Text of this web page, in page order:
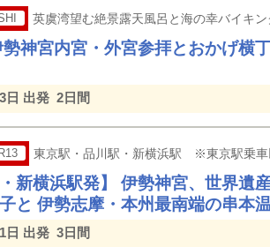
英虞湾望む絶景露天風呂と海の幸バイキ
勢神宮内宮・外宮参拝とおかげ
日 出発 2日間
東京駅・品川駅・新横浜駅 ※東京駅乗車
新横浜駅発】 伊勢神宮、世界遺
と 伊勢志摩・本州最南端の串本
日 出発 3日間